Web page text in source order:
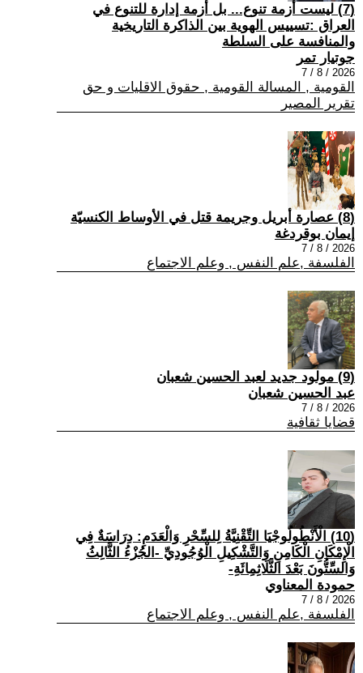
(7) ليست أزمة تنوع... بل أزمة إدارة للتنوع في
العراق :تسييس الهوية بين الذاكرة التاريخية
والمنافسة على السلطة
جوتيار تمر
2026 / 8 / 7
القومية , المسالة القومية , حقوق الاقليات و حق
تقرير المصير
(8) عصارة أبريل وجريمة قتل في الأوساط الكنسيّة
إيمان بوقردغة
2026 / 8 / 7
الفلسفة ,علم النفس , وعلم الاجتماع
(9) مولود جديد لعبد الحسين شعبان
عبد الحسين شعبان
2026 / 8 / 7
قضايا ثقافية
(10) الْأَنْطُولُوجْيَا التِّقْنِيَّةُ لِلسِّحْرِ وَالْعَدَمِ: دِرَاسَةٌ فِي
الْإِمْكَانِ الْكَامِنِ وَالتَّشْكِيلِ الْوُجُودِيِّ -الجُزْءُ الثَّالِثُ
وَالسِّتُّونَ بَعْدَ الثَّلَاثِمِائَةِ-
حمودة المعناوي
2026 / 8 / 7
الفلسفة ,علم النفس , وعلم الاجتماع